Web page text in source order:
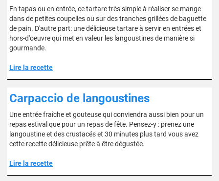
En tapas ou en entrée, ce tartare très simple à réaliser se mange
dans de petites coupelles ou sur des tranches grillées de baguette
de pain. D'autre part: une délicieuse tartare à servir en entrées et
hors-d'oeuvre qui met en valeur les langoustines de manière si
gourmande.
Lire la recette
Carpaccio de langoustines
Une entrée fraîche et gouteuse qui conviendra aussi bien pour un
repas estival que pour un repas de fête. Pensez-y : prenez une
langoustine et des crustacés et 30 minutes plus tard vous avez
cette recette délicieuse prête à être dégustée.
Lire la recette